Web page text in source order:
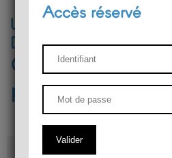
Université de Liège
Département de
Centre de
Accès & plans
Accès réservé